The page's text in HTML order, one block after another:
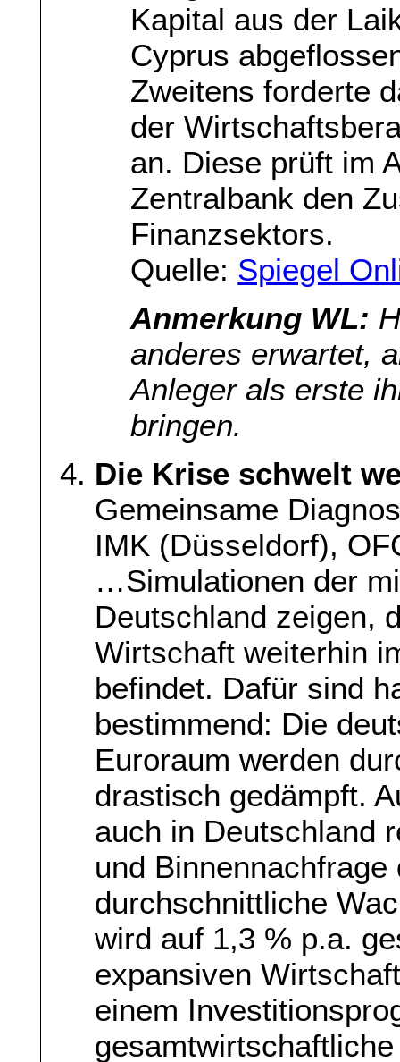
Kapital aus der
Cyprus
Zweitens forderte
der
an. Diese prüft im
Zentralbank den
Finanzsektors.
Quelle: Spiegel
Anmerkung WL:
anderes erwartet,
Anleger als erste
bringen.
Die Krise schwelt
Gemeinsame
IMK (Düsseldorf),
…Simulationen der
Deutschland zeigen,
Wirtschaft weiterhin
befindet. Dafür sind
bestimmend: Die
Euroraum werden
drastisch gedämpft.
auch in Deutschland
und Binnennachfrage
durchschnittliche
wird auf 1,3 % p.a.
expansiven
einem